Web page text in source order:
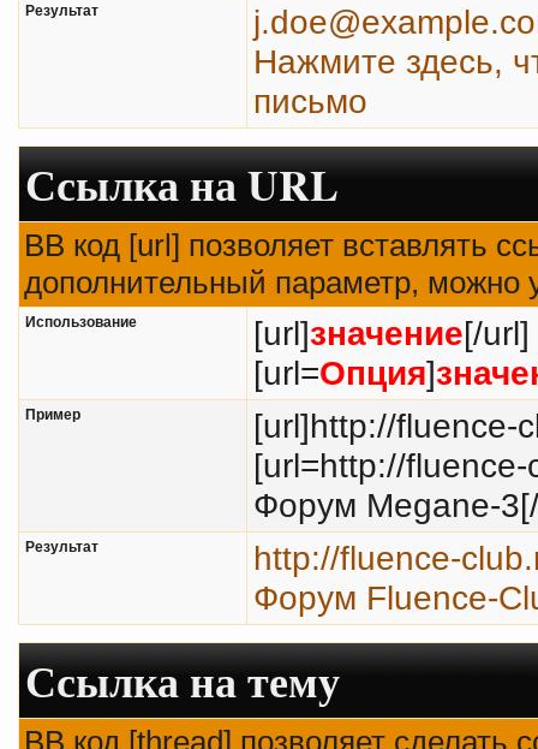
Результат
Нажмите здесь,
письмо
Ссылка на URL
BB код [url] позволяет вставлять
дополнительный параметр, можно
Использование [url]значение[/url]
[url=Опция]
Пример
[url]http://fluence-
[url=http://
Форум Megane-
Результат
http://fluence-
Форум Fluence-
Ссылка на тему
BB код [thread] позволяет сделать